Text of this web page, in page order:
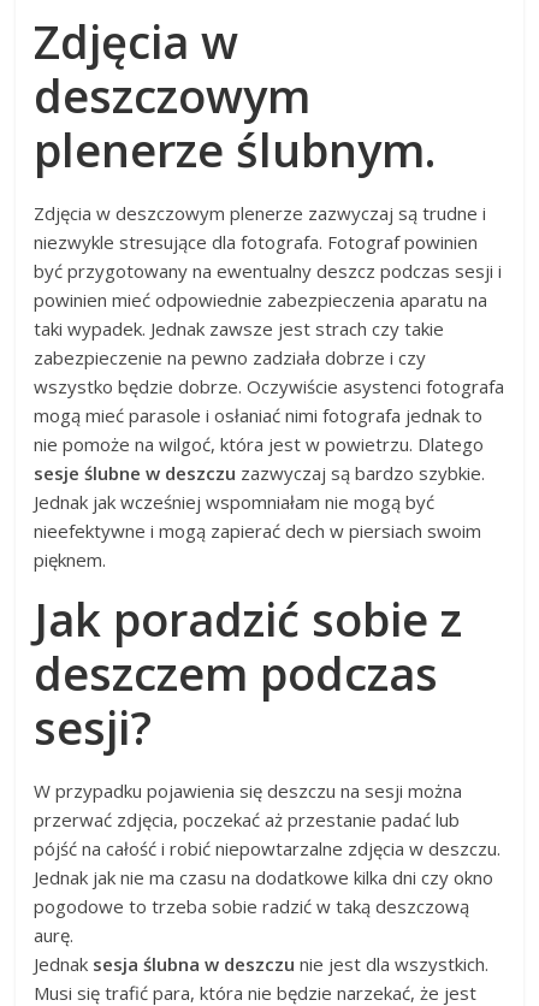
Zdjęcia w
deszczowym
plenerze ślubnym.
Zdjęcia w deszczowym plenerze zazwyczaj są trudne i
niezwykle stresujące dla fotografa. Fotograf powinien
być przygotowany na ewentualny deszcz podczas sesji i
powinien mieć odpowiednie zabezpieczenia aparatu na
taki wypadek. Jednak zawsze jest strach czy takie
zabezpieczenie na pewno zadziała dobrze i czy
wszystko będzie dobrze. Oczywiście asystenci fotografa
mogą mieć parasole i osłaniać nimi fotografa jednak to
nie pomoże na wilgoć, która jest w powietrzu. Dlatego
sesje ślubne w deszczu zazwyczaj są bardzo szybkie.
Jednak jak wcześniej wspomniałam nie mogą być
nieefektywne i mogą zapierać dech w piersiach swoim
pięknem.
Jak poradzić sobie z
deszczem podczas
sesji?
W przypadku pojawienia się deszczu na sesji można
przerwać zdjęcia, poczekać aż przestanie padać lub
pójść na całość i robić niepowtarzalne zdjęcia w deszczu.
Jednak jak nie ma czasu na dodatkowe kilka dni czy okno
pogodowe to trzeba sobie radzić w taką deszczową
aurę.
Jednak sesja ślubna w deszczunie jest dla wszystkich.
Musi się trafić para, która nie będzie narzekać, że jest